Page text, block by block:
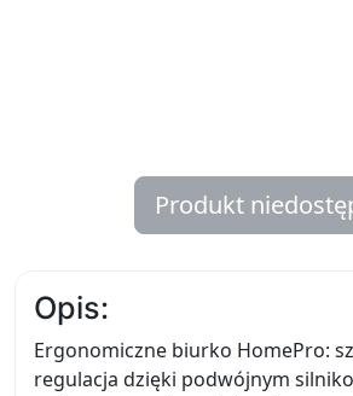
Produkt
Opis:
Ergonomiczne biurko HomePro:
regulacja dzięki podwójnym